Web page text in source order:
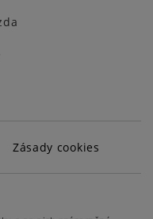
Zásady cookies